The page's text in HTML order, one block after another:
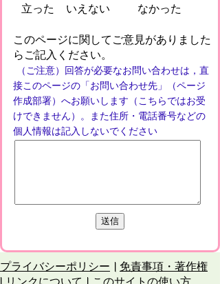
立った
いえない
なかった
このページに関してご意見がありました
らご記入ください。
（ご注意）回答が必要なお問い合わせは，直
接このページの「お問い合わせ先」（ページ
作成部署）へお願いします（こちらではお受
けできません）。また住所・電話番号などの
個人情報は記入しないでください
プライバシーポリシー
免責事項・著作権
リンクについて
このサイトの使い方